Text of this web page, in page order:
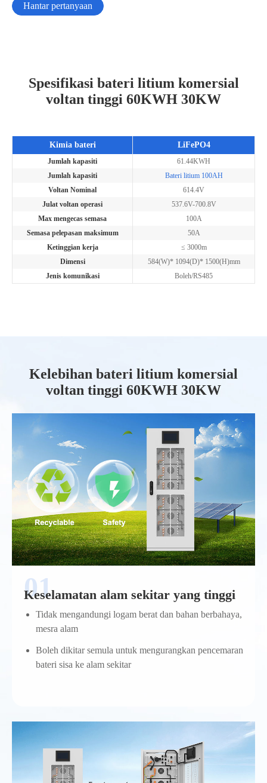
Hantar pertanyaan
Spesifikasi bateri litium komersial
voltan tinggi 60KWH 30KW
Kimia bateri LiFePO4
Jumlah kapasiti
61.44KWH
Jumlah kapasiti
Bateri litium 100AH
Voltan Nominal
614.4V
Julat voltan operasi
537.6V-700.8V
Max mengecas semasa
100A
Semasa pelepasan maksimum
50A
Ketinggian kerja
≤ 3000m
Dimensi
584(W)* 1094(D)* 1500(H)mm
Jenis komunikasi
Boleh/RS485
Kelebihan bateri litium komersial
voltan tinggi 60KWH 30KW
Keselamatan alam sekitar yang tinggi
Tidak mengandungi logam berat dan bahan berbahaya,
mesra alam
Boleh dikitar semula untuk mengurangkan pencemaran
bateri sisa ke alam sekitar